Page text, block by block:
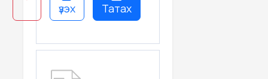
үзэх Татах